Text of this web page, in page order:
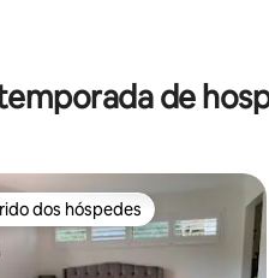
de
melhores preferidos dos hóspedes
dos hóspedes